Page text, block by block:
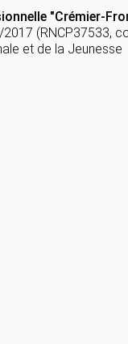
"Crémier-
(RNCP37533,
et de la Jeunesse